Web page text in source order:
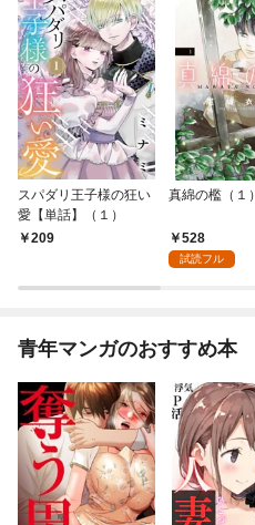
スパダリ王子様の狂い
愛【単話】（１）
209
真綿の檻（１）
528
試読フル
青年マンガのおすすめ本